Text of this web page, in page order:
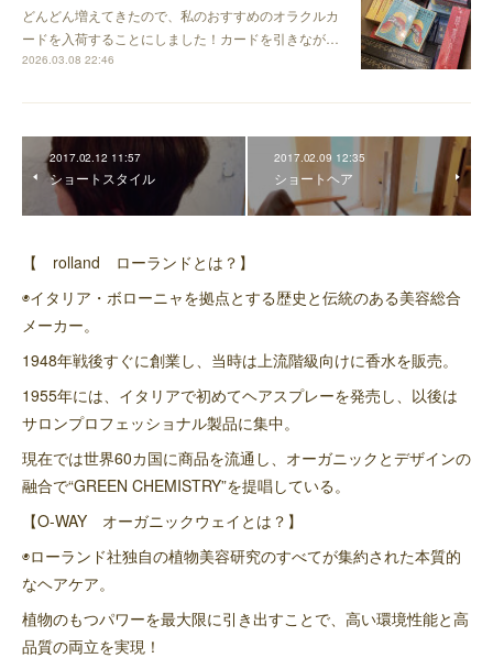
どんどん増えてきたので、私のおすすめのオラクルカ
ードを入荷することにしました！カードを引きなが…
2026.03.08 22:46
2017.02.12 11:57
ショートスタイル
2017.02.09 12:35
ショートヘア
【 rolland ローランドとは？】
◉イタリア・ボローニャを拠点とする歴史と伝統のある美容総合
メーカー。
1948年戦後すぐに創業し、当時は上流階級向けに香水を販売。
1955年には、イタリアで初めてヘアスプレーを発売し、以後は
サロンプロフェッショナル製品に集中。
現在では世界60カ国に商品を流通し、オーガニックとデザインの
融合で“GREEN CHEMISTRY”を提唱している。
【O-WAY オーガニックウェイとは？】
◉ローランド社独自の植物美容研究のすべてが集約された本質的
なヘアケア。
植物のもつパワーを最大限に引き出すことで、高い環境性能と高
品質の両立を実現！